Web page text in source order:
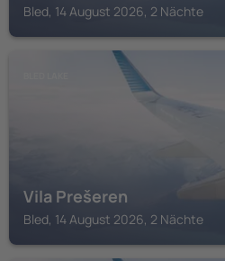
Bled, 14 August 2026, 2 Nächte
Vila Prešeren
Bled, 14 August 2026, 2 Nächte